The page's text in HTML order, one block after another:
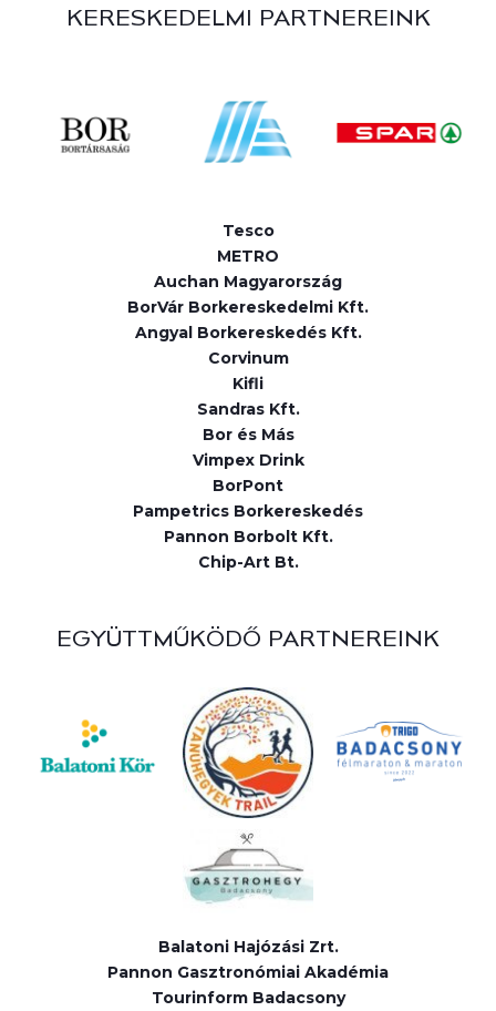
KERESKEDELMI PARTNEREINK
Tesco
METRO
Auchan Magyarország
BorVár Borkereskedelmi Kft.
Angyal Borkereskedés Kft.
Corvinum
Kifli
Sandras Kft.
Bor és Más
Vimpex Drink
BorPont
Pampetrics Borkereskedés
Pannon Borbolt Kft.
Chip-Art Bt.
EGYÜTTMŰKÖDŐ PARTNEREINK
Balatoni Hajózási Zrt.
Pannon Gasztronómiai Akadémia
Tourinform Badacsony